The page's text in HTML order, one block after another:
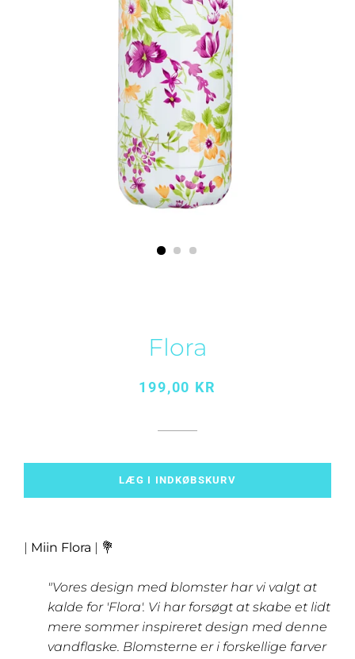
Flora
Normalpris
Udsalgspris
199,00 KR
LÆG I INDKØBSKURV
| Miin Flora | 💐
"Vores design med blomster har vi valgt at
kalde for 'Flora'. Vi har forsøgt at skabe et lidt
mere sommer inspireret design med denne
vandflaske. Blomsterne er i forskellige farver